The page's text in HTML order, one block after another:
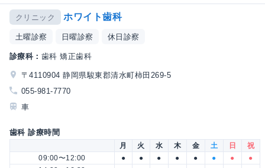
クリニック ホワイト歯科
土曜診察 日曜診察 休日診察
診療科： 歯科 矯正歯科
〒4110904 静岡県駿東郡清水町柿田269-5
055-981-7770
車
歯科 診療時間
月 火 水 木 金 土 日
祝
09:00〜12:00
● ● ● ● ● ● ●
●